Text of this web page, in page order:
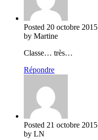
Posted 20 octobre 2015
by Martine
Classe… très…
Répondre
Posted 21 octobre 2015
by LN